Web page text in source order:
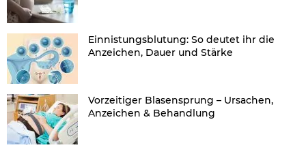
Einnistungsblutung: So deutet ihr die
Anzeichen, Dauer und Stärke
Vorzeitiger Blasensprung – Ursachen,
Anzeichen & Behandlung